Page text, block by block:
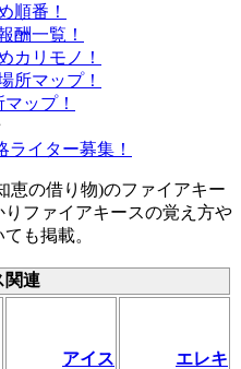
順番！
酬一覧！
カリモノ！
所マップ！
ップ！
イター募集！
恵の借り物)のファイアキー
ファイアキースの覚え方や
も掲載。
関連
アイス エレキ